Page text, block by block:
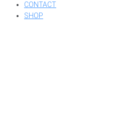
CONTACT
SHOP